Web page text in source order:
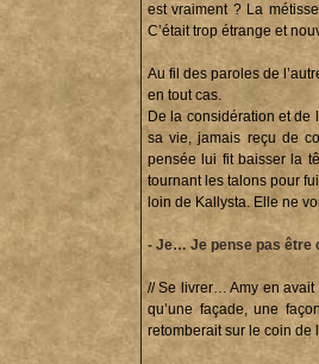
est vraiment ? La
C’était trop étrange et
Au fil des paroles de
en tout cas.
De la considération et de
sa vie, jamais reçu de
pensée lui fit baisser la
tournant les talons pour
loin de Kallysta. Elle ne
- Je… Je pense pas être
// Se livrer… Amy en avait
qu’une façade, une
retomberait sur le coin de